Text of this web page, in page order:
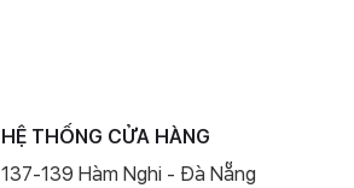
HỆ THỐNG CỬA HÀNG
137-139 Hàm Nghi - Đà Nẵng